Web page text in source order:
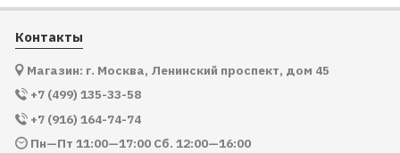
Контакты
Магазин: г. Москва, Ленинский проспект, дом 45
+7 (499) 135-33-58
+7 (916) 164-74-74
Пн—Пт 11:00—17:00 Сб. 12:00—16:00